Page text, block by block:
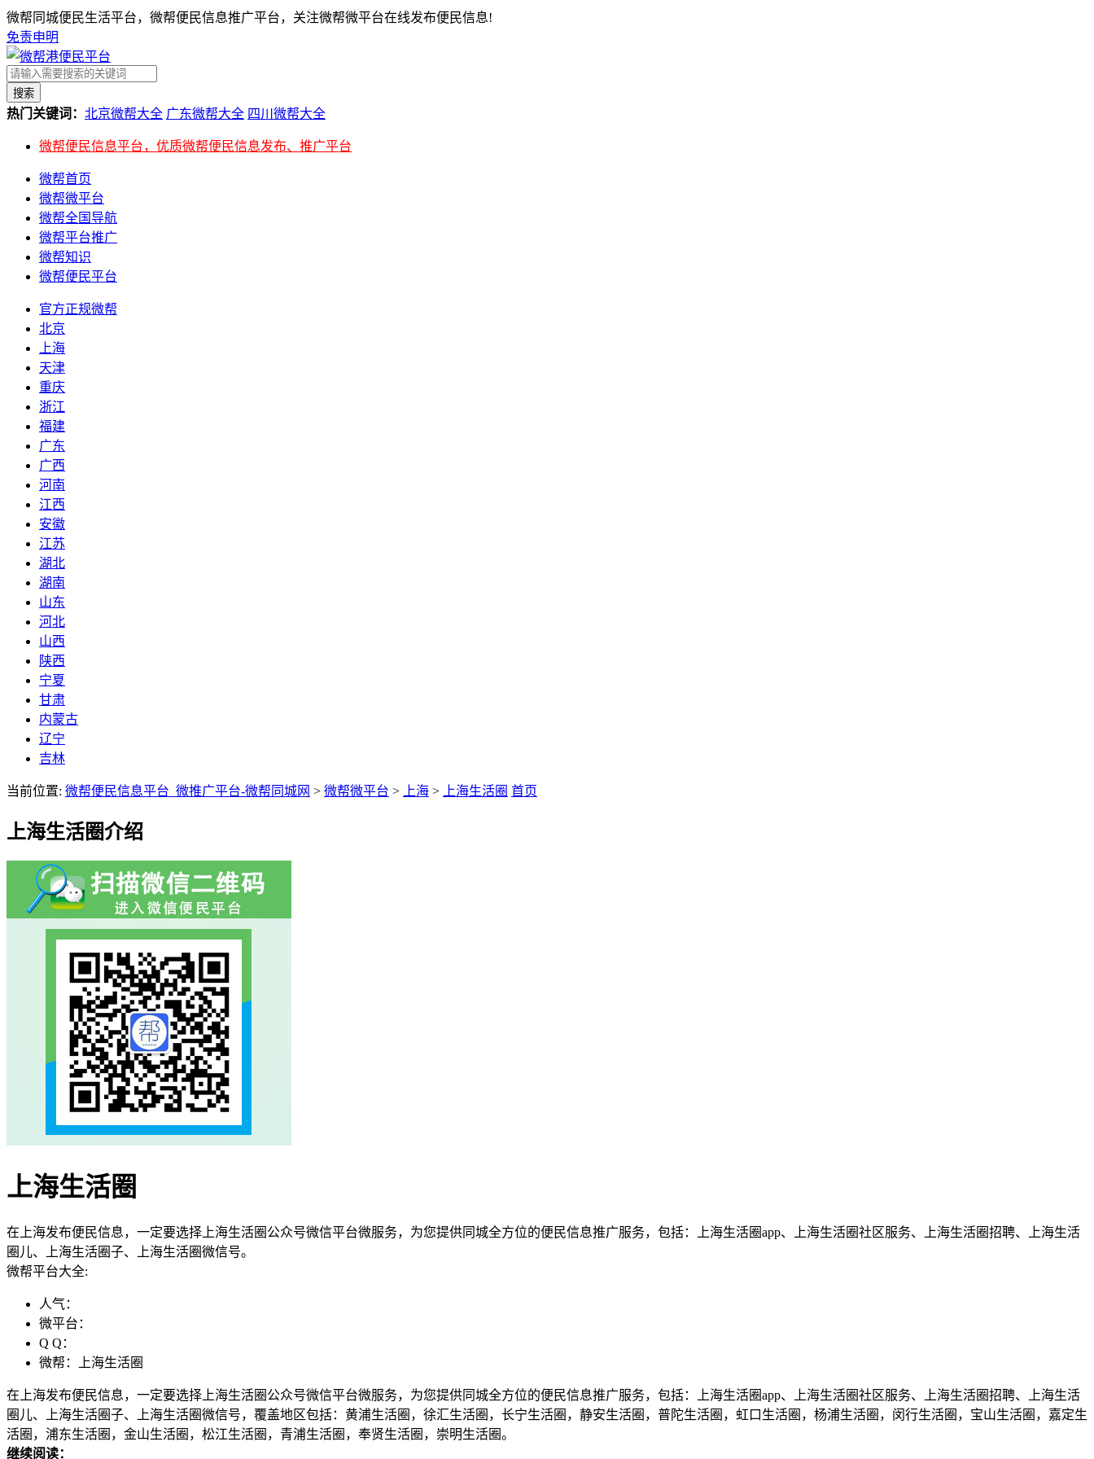
微帮同城便民生活平台，微帮便民信息推广平台，关注微帮微平台在线发布便民信息!
免责申明
搜索
热门关键词： 北京微帮大全 广东微帮大全 四川微帮大全
微帮便民信息平台，优质微帮便民信息发布、推广平台
微帮首页
微帮微平台
微帮全国导航
微帮平台推广
微帮知识
微帮便民平台
官方正规微帮
北京
上海
天津
重庆
浙江
福建
广东
广西
河南
江西
安徽
江苏
湖北
湖南
山东
河北
山西
陕西
宁夏
甘肃
内蒙古
辽宁
吉林
当前位置: 微帮便民信息平台_微推广平台-微帮同城网 > 微帮微平台 > 上海 > 上海生活圈 首页
上海生活圈介绍
上海生活圈
在上海发布便民信息，一定要选择上海生活圈公众号微信平台微服务，为您提供同城全方位的便民信息推广服务，包括：上海生活圈app、上海生活圈社区服务、上海生活圈招聘、上海生活
圈儿、上海生活圈子、上海生活圈微信号。
微帮平台大全:
人气：
微平台：
Q Q：
微帮：上海生活圈
在上海发布便民信息，一定要选择上海生活圈公众号微信平台微服务，为您提供同城全方位的便民信息推广服务，包括：上海生活圈app、上海生活圈社区服务、上海生活圈招聘、上海生活
圈儿、上海生活圈子、上海生活圈微信号，覆盖地区包括：黄浦生活圈，徐汇生活圈，长宁生活圈，静安生活圈，普陀生活圈，虹口生活圈，杨浦生活圈，闵行生活圈，宝山生活圈，嘉定生
活圈，浦东生活圈，金山生活圈，松江生活圈，青浦生活圈，奉贤生活圈，崇明生活圈。
继续阅读：